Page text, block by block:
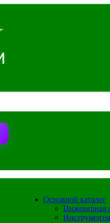
Основной каталог
Инженерная